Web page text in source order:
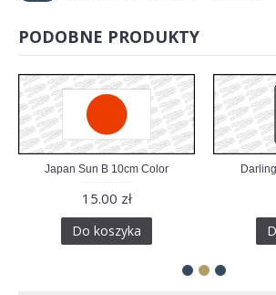
PODOBNE PRODUKTY
Japan Sun B 10cm Color
15.00 zł
Do koszyka